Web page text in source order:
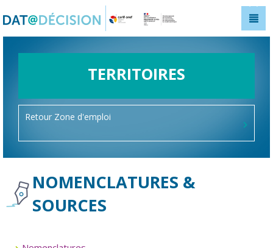
TERRITOIRES
Retour Zone d'emploi
NOMENCLATURES &
SOURCES
Panneau de gestion des cookies